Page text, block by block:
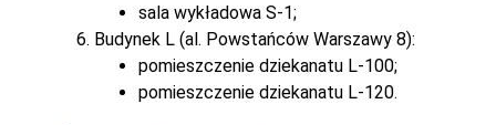
sala wykładowa S-1;
Budynek L (al. Powstańców Warszawy 8):
pomieszczenie dziekanatu L-100;
pomieszczenie dziekanatu L-120.